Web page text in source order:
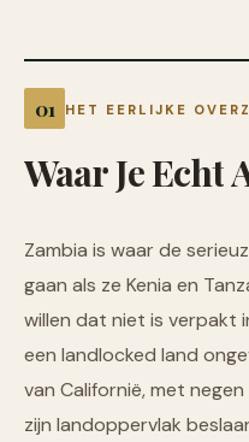
HET EERLIJKE
WaarJeEcht
Zambia is waar de
gaan als ze Kenia en
willen dat niet is verpakt
een landlocked land
van Californië, met negen
zijn landoppervlak